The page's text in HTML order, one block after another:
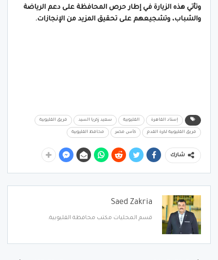
وتأتي هذه الزيارة في إطار حرص المحافظة على دعم الرياضة
والشباب، وتشجيعهم على تحقيق المزيد من الإنجازات.
إستاد القاهرة القليوبية سعيد زكريا السيد فريق القليوبية
فريق القليوبية لكرة القدم كأس مصر محافظ القليوبية
شارك
Saed Zakria
قسم المحليات مكتب محافظة القليوبية.